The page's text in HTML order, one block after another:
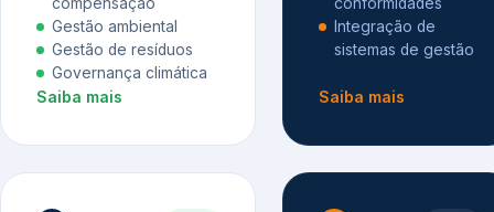
Gestão ambiental
Gestão de resíduos
Governança climática
Saiba mais
Integração de
sistemas de gestão
Saiba mais